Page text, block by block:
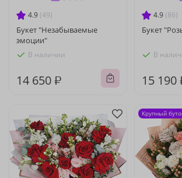
4.9 (49)
Букет "Незабываемые
эмоции"
В наличии
14 650 ₽
4.9 (86)
Букет
В
15 190
Крупный